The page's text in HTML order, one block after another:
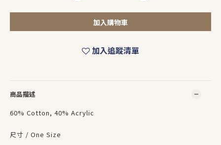
加入購物車
加入追蹤清單
商品描述
60% Cotton, 40% Acrylic
尺寸 / One Size